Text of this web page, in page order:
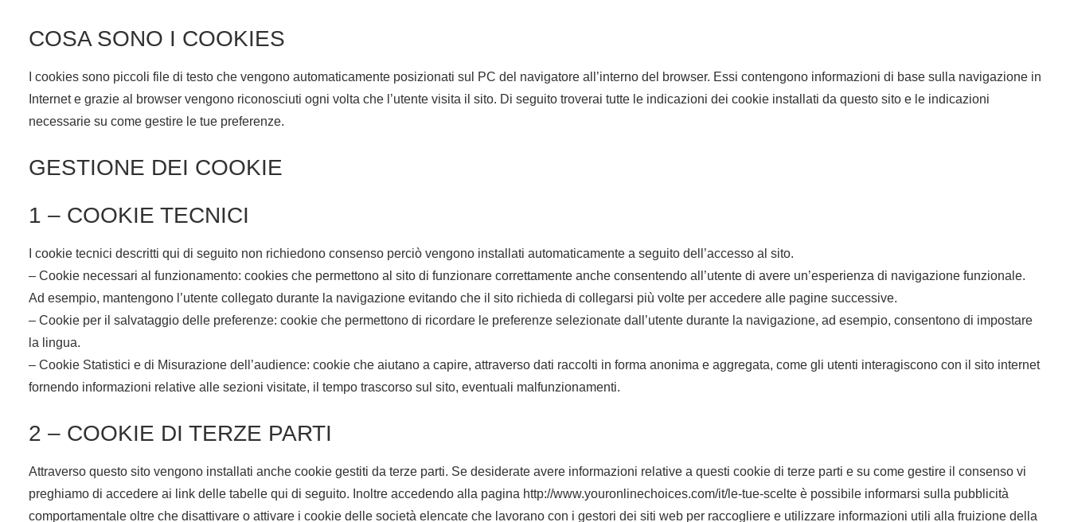
COSA SONO I COOKIES
I cookies sono piccoli file di testo che vengono automaticamente posizionati sul PC del navigatore all’interno del browser. Essi contengono informazioni di base sulla navigazione in
Internet e grazie al browser vengono riconosciuti ogni volta che l’utente visita il sito. Di seguito troverai tutte le indicazioni dei cookie installati da questo sito e le indicazioni
necessarie su come gestire le tue preferenze.
GESTIONE DEI COOKIE
1 – COOKIE TECNICI
I cookie tecnici descritti qui di seguito non richiedono consenso perciò vengono installati automaticamente a seguito dell’accesso al sito.
– Cookie necessari al funzionamento: cookies che permettono al sito di funzionare correttamente anche consentendo all’utente di avere un’esperienza di navigazione funzionale.
Ad esempio, mantengono l’utente collegato durante la navigazione evitando che il sito richieda di collegarsi più volte per accedere alle pagine successive.
– Cookie per il salvataggio delle preferenze: cookie che permettono di ricordare le preferenze selezionate dall’utente durante la navigazione, ad esempio, consentono di impostare
la lingua.
– Cookie Statistici e di Misurazione dell’audience: cookie che aiutano a capire, attraverso dati raccolti in forma anonima e aggregata, come gli utenti interagiscono con il sito internet
fornendo informazioni relative alle sezioni visitate, il tempo trascorso sul sito, eventuali malfunzionamenti.
2 – COOKIE DI TERZE PARTI
Attraverso questo sito vengono installati anche cookie gestiti da terze parti. Se desiderate avere informazioni relative a questi cookie di terze parti e su come gestire il consenso vi
preghiamo di accedere ai link delle tabelle qui di seguito. Inoltre accedendo alla pagina http://www.youronlinechoices.com/it/le-tue-scelte è possibile informarsi sulla pubblicità
comportamentale oltre che disattivare o attivare i cookie delle società elencate che lavorano con i gestori dei siti web per raccogliere e utilizzare informazioni utili alla fruizione della